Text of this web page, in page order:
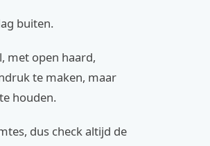
buiten.
met open haard,
te maken, maar
houden.
dus check altijd de